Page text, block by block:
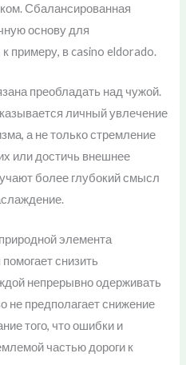
Сбалансированная
основу для
примеру, в casino eldorado.
преобладать над чужой.
личный увлечение
а не только стремление
или достичь внешнее
более глубокий смысл
элемента
снизить
непрерывно одерживать
не предполагает снижение
того, что ошибки и
частью дороги к